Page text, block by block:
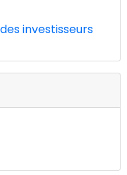
investisseurs